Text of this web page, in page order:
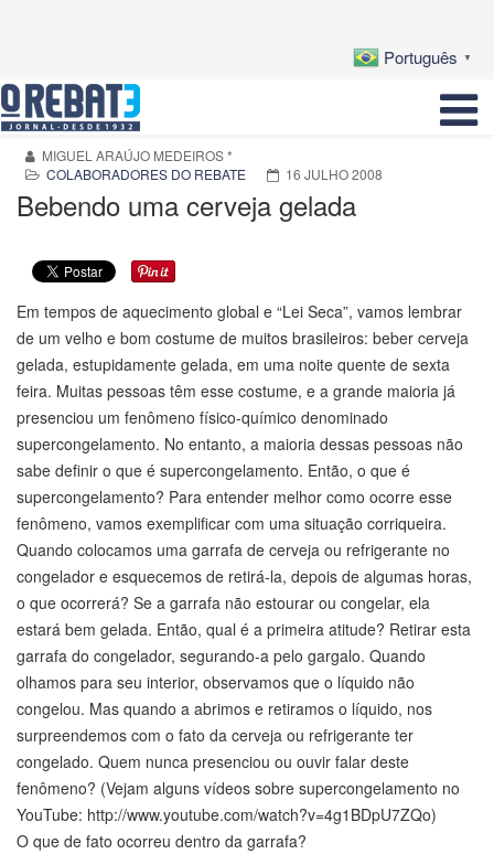
Português ▼
MIGUEL ARAÚJO MEDEIROS *
COLABORADORES DO REBATE
16 JULHO 2008
Bebendo uma cerveja gelada
Em tempos de aquecimento global e “Lei Seca”, vamos lembrar
de um velho e bom costume de muitos brasileiros: beber cerveja
gelada, estupidamente gelada, em uma noite quente de sexta
feira. Muitas pessoas têm esse costume, e a grande maioria já
presenciou um fenômeno físico-químico denominado
supercongelamento. No entanto, a maioria dessas pessoas não
sabe definir o que é supercongelamento. Então, o que é
supercongelamento? Para entender melhor como ocorre esse
fenômeno, vamos exemplificar com uma situação corriqueira.
Quando colocamos uma garrafa de cerveja ou refrigerante no
congelador e esquecemos de retirá-la, depois de algumas horas,
o que ocorrerá? Se a garrafa não estourar ou congelar, ela
estará bem gelada. Então, qual é a primeira atitude? Retirar esta
garrafa do congelador, segurando-a pelo gargalo. Quando
olhamos para seu interior, observamos que o líquido não
congelou. Mas quando a abrimos e retiramos o líquido, nos
surpreendemos com o fato da cerveja ou refrigerante ter
congelado. Quem nunca presenciou ou ouvir falar deste
fenômeno? (Vejam alguns vídeos sobre supercongelamento no
YouTube: http://www.youtube.com/watch?v=4g1BDpU7ZQo)
O que de fato ocorreu dentro da garrafa?